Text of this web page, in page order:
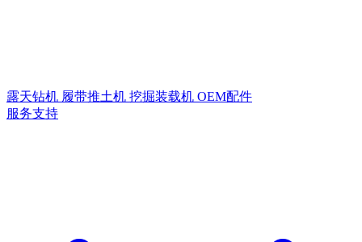
露天钻机 履带推土机 挖掘装载机 OEM配件
服务支持